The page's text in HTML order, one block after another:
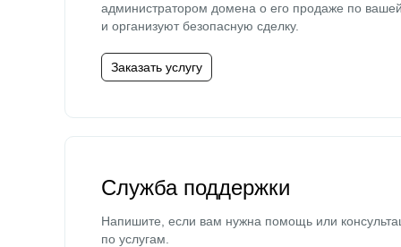
администратором домена о его продаже по
и организуют безопасную сделку.
Заказать услугу
Служба поддержки
Напишите, если вам нужна помощь или
по услугам.